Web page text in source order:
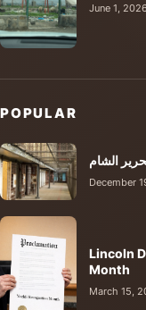
June 1, 2026
POPULAR
December
Lincoln
Month
March 15,